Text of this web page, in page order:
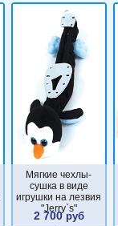
Мягкие чехлы-
сушка в виде
игрушки на лезвия
"Jerry`s"
2 700руб